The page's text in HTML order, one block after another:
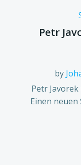
Petr
by
Petr
Einen